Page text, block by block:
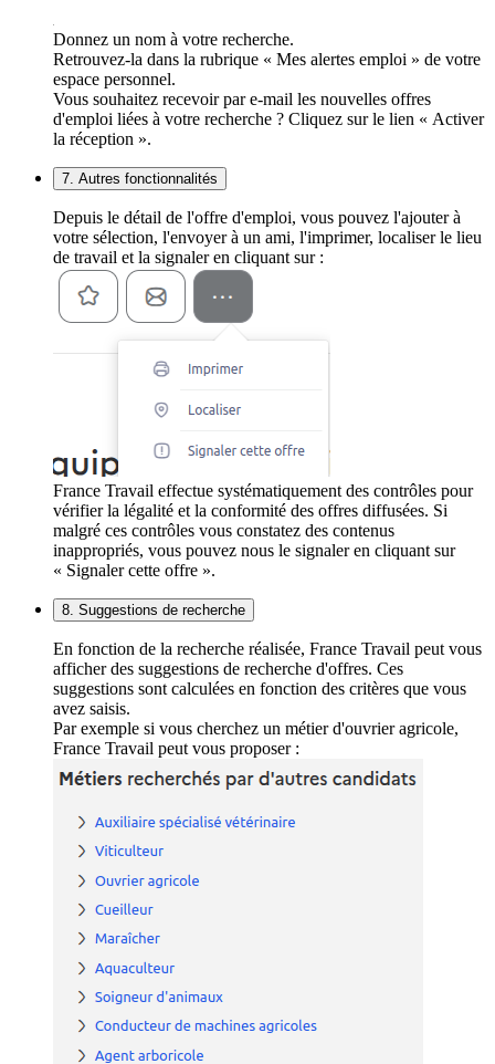
Donnez un nom à votre recherche.
Retrouvez-la dans la rubrique « Mes alertes emploi » de votre
espace personnel.
Vous souhaitez recevoir par e-mail les nouvelles offres
d'emploi liées à votre recherche ? Cliquez sur le lien « Activer
la réception ».
7. Autres fonctionnalités
Depuis le détail de l'offre d'emploi, vous pouvez l'ajouter à
votre sélection, l'envoyer à un ami, l'imprimer, localiser le lieu
de travail et la signaler en cliquant sur :
France Travail effectue systématiquement des contrôles pour
vérifier la légalité et la conformité des offres diffusées. Si
malgré ces contrôles vous constatez des contenus
inappropriés, vous pouvez nous le signaler en cliquant sur
« Signaler cette offre ».
8. Suggestions de recherche
En fonction de la recherche réalisée, France Travail peut vous
afficher des suggestions de recherche d'offres. Ces
suggestions sont calculées en fonction des critères que vous
avez saisis.
Par exemple si vous cherchez un métier d'ouvrier agricole,
France Travail peut vous proposer :